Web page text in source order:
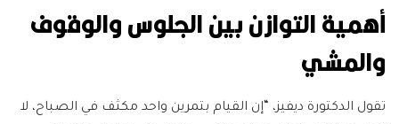
أهمية التوازن بين الجلوس والوقوف
والمشي
تقول الدكتورة ديفيز، “إن القيام بتمرين واحد مكثف في الصباح، لا